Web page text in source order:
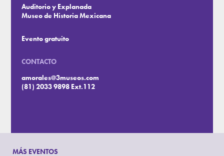
Auditorio y Explanada
Museo de Historia Mexicana
Evento gratuito
CONTACTO
amorales@3museos.com
(81) 2033 9898 Ext.112
MÁS EVENTOS